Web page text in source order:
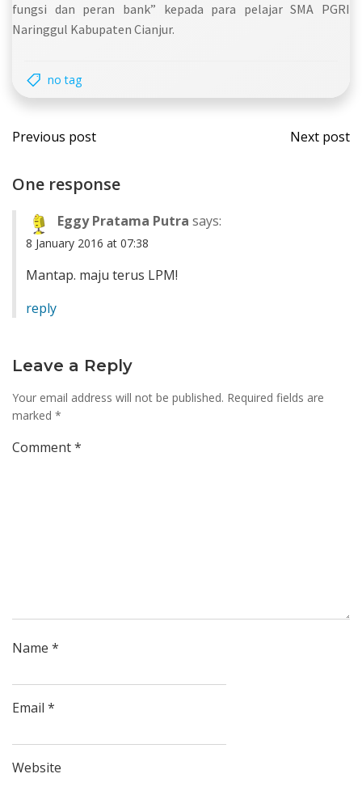
fungsi dan peran bank” kepada para pelajar SMA PGRI
Naringgul Kabupaten Cianjur.
no tag
Post
navigation
Previous post
Post
Next post
One response
Eggy Pratama Putra says:
8 January 2016 at 07:38
Mantap. maju terus LPM!
reply
Leave a Reply
Your email address will not be published. Required fields are
marked *
Comment*
Name *
Email *
Website